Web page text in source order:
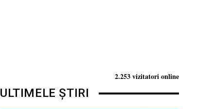
2.253 vizitatori online
ULTIMELE ȘTIRI